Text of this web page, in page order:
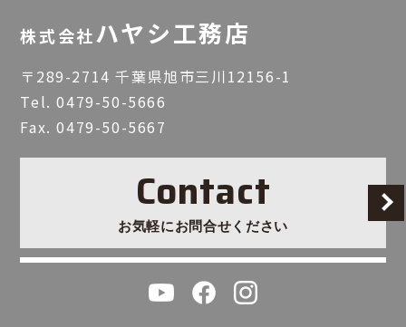
株式会社ハヤシ工務店
〒289-2714 千葉県旭市三川12156-1
Tel.0479-50-5666
Fax. 0479-50-5667
Contact
お気軽にお問合せください